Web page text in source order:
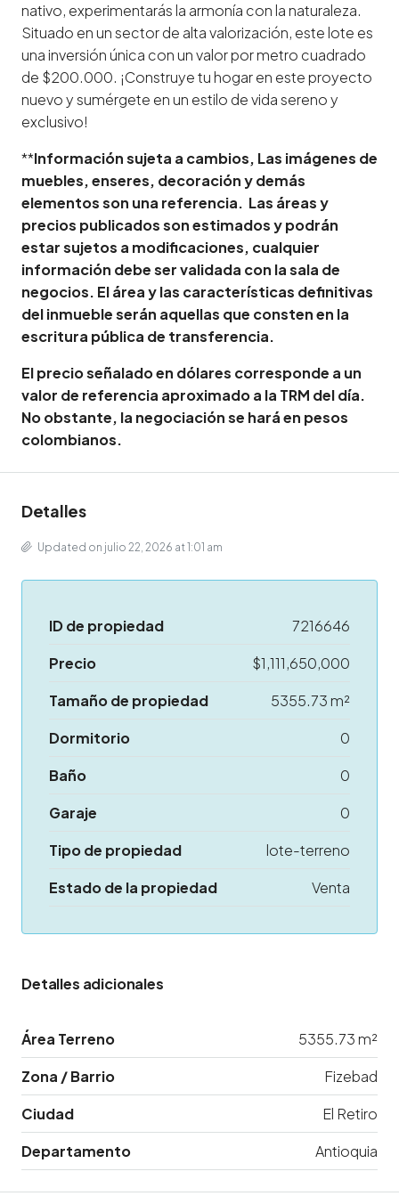
nativo, experimentarás la armonía con la naturaleza.
Situado en un sector de alta valorización, este lote es
una inversión única con un valor por metro cuadrado
de $200.000. ¡Construye tu hogar en este proyecto
nuevo y sumérgete en un estilo de vida sereno y
exclusivo!
**Información sujeta a cambios, Las imágenes de
muebles, enseres, decoración y demás
elementos son una referencia. Las áreas y
precios publicados son estimados y podrán
estar sujetos a modificaciones, cualquier
información debe ser validada con la sala de
negocios. El área y las características definitivas
del inmueble serán aquellas que consten en la
escritura pública de transferencia.
El precio señalado en dólares corresponde a un
valor de referencia aproximado a la TRM del día.
No obstante, la negociación se hará en pesos
colombianos.
Detalles
Updated on julio 22, 2026 at 1:01 am
ID de propiedad
7216646
Precio
$1,111,650,000
Tamaño de propiedad
5355.73 m²
Dormitorio
0
Baño
0
Garaje
0
Tipo de propiedad
lote-terreno
Estado de la propiedad
Venta
Detalles adicionales
Área Terreno
5355.73 m²
Zona / Barrio
Fizebad
Ciudad
El Retiro
Departamento
Antioquia